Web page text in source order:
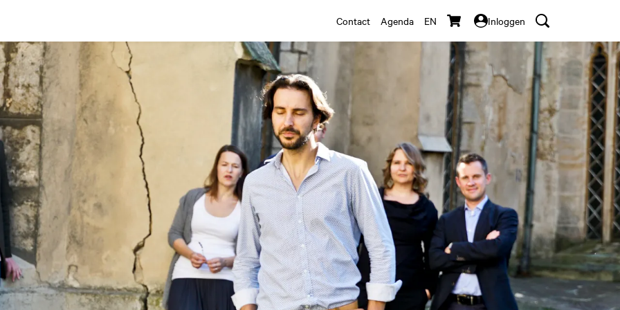
Contact Agenda EN Inloggen